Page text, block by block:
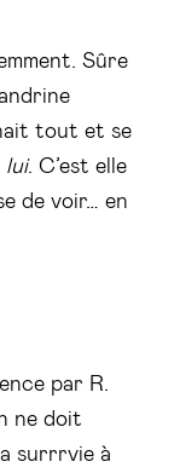
Sûre
tout et se
lui. C’est elle
de voir… en
par R.
ne doit
surrrvie à